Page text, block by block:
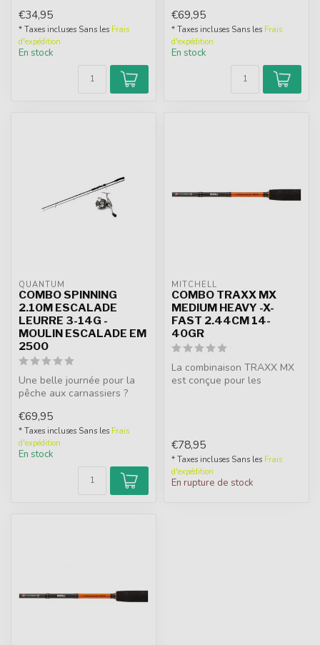
Ca...
€34,95
* Taxes incluses Sans les Frais
d'expédition
En stock
€69,95
* Taxes incluses Sans les Frais
d'expédition
En stock
QUANTUM
COMBO SPINNING
2.10M ESCALADE
LEURRE 3-14G -
MOULIN ESCALADE EM
2500
Une belle journée pour la
pêche aux carnassiers ?
mieu...
€69,95
* Taxes incluses Sans les Frais
d'expédition
En stock
MITCHELL
COMBO TRAXX MX
MEDIUM HEAVY -X-
FAST 2.44CM 14-
40GR
La combinaison TRAXX MX
est conçue pour les
€78,95
* Taxes incluses Sans les Frais
d'expédition
En rupture de stock